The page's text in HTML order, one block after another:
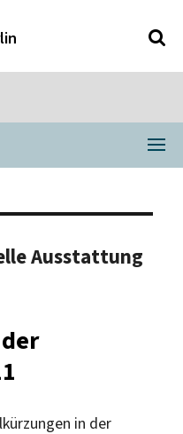
Ausstattung
in der